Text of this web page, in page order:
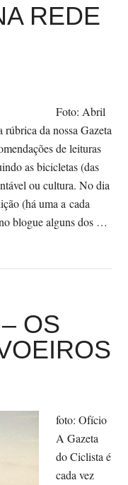
REDE
Foto: Abril
da nossa Gazeta
de leituras
as bicicletas (das
ou cultura. No dia
(há uma a cada
blogue alguns dos …
OS
foto: Ofício
A Gazeta
do Ciclista é
cada vez